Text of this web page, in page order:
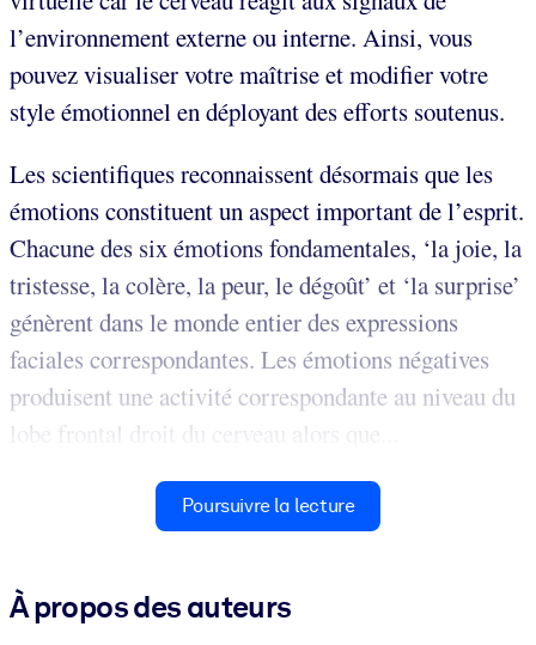
l’environnement externe ou interne. Ainsi, vous
pouvez visualiser votre maîtrise et modifier votre
style émotionnel en déployant des efforts soutenus.
Les scientifiques reconnaissent désormais que les
émotions constituent un aspect important de l’esprit.
Chacune des six émotions fondamentales, ‘la joie, la
tristesse, la colère, la peur, le dégoût’ et ‘la surprise’
génèrent dans le monde entier des expressions
faciales correspondantes. Les émotions négatives
produisent une activité correspondante au niveau du
lobe frontal droit du cerveau alors que...
Poursuivre la lecture
À propos des auteurs